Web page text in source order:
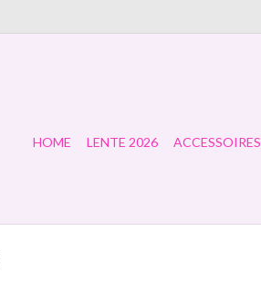
HOME LENTE 2026 ACCESSOIRES